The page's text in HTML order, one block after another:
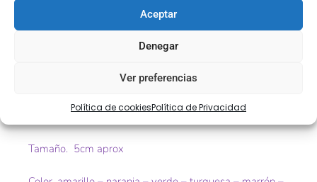
Aceptar
Denegar
Ver preferencias
Política de cookiesPolítica de Privacidad
Información adicional
Tira bordada colores
Ref.2176
Tamaño. 5cm aprox